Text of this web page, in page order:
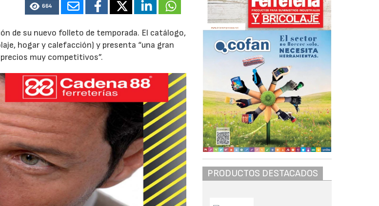
664
de su nuevo folleto de temporada. El catálogo,
hogar y calefacción) y presenta “una gran
muy competitivos”.
PRODUCTOS DESTACADOS